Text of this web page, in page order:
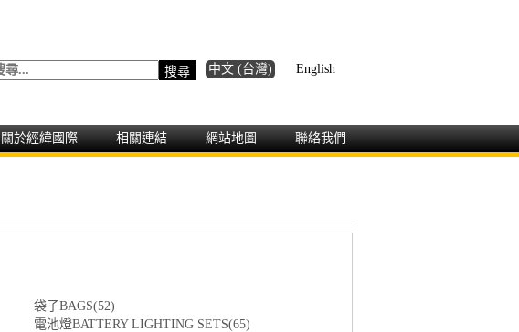
中文 (台灣) English
關於經緯國際 相關連結 網站地圖 聯絡我們
袋子BAGS(52)
電池燈BATTERY LIGHTING SETS(65)